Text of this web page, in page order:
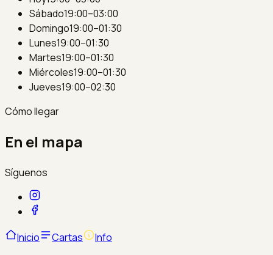
Sábado19:00–03:00
Domingo19:00–01:30
Lunes19:00–01:30
Martes19:00–01:30
Miércoles19:00–01:30
Jueves19:00–02:30
Cómo llegar
En el mapa
Síguenos
Inicio Cartas Info